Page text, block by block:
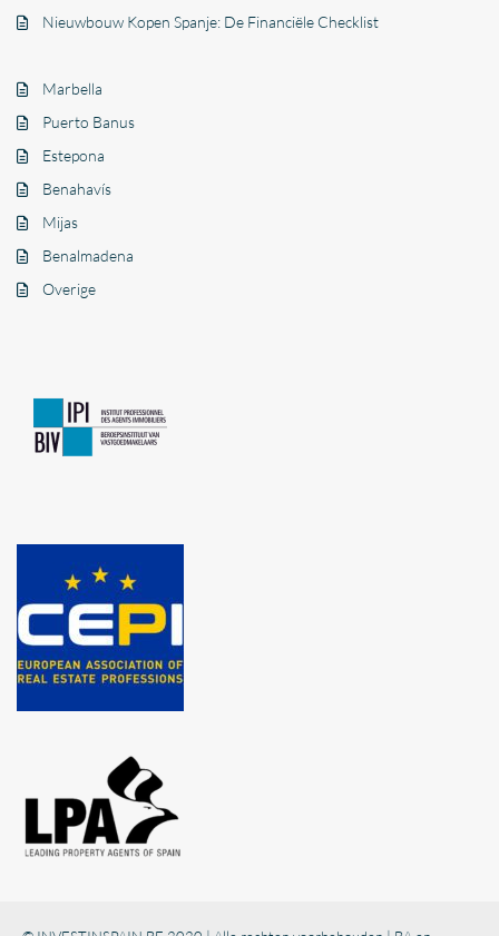
Nieuwbouw Kopen Spanje: De Financiële Checklist
Marbella
Puerto Banus
Estepona
Benahavís
Mijas
Benalmadena
Overige